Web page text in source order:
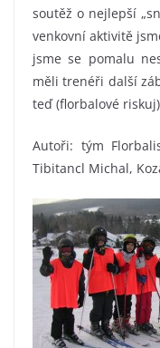
soutěž o nejlepší
venkovní aktivitě
jsme se pomalu
měli trenéři další
teď (florbalové
Autoři: tým
Tibitancl Michal,